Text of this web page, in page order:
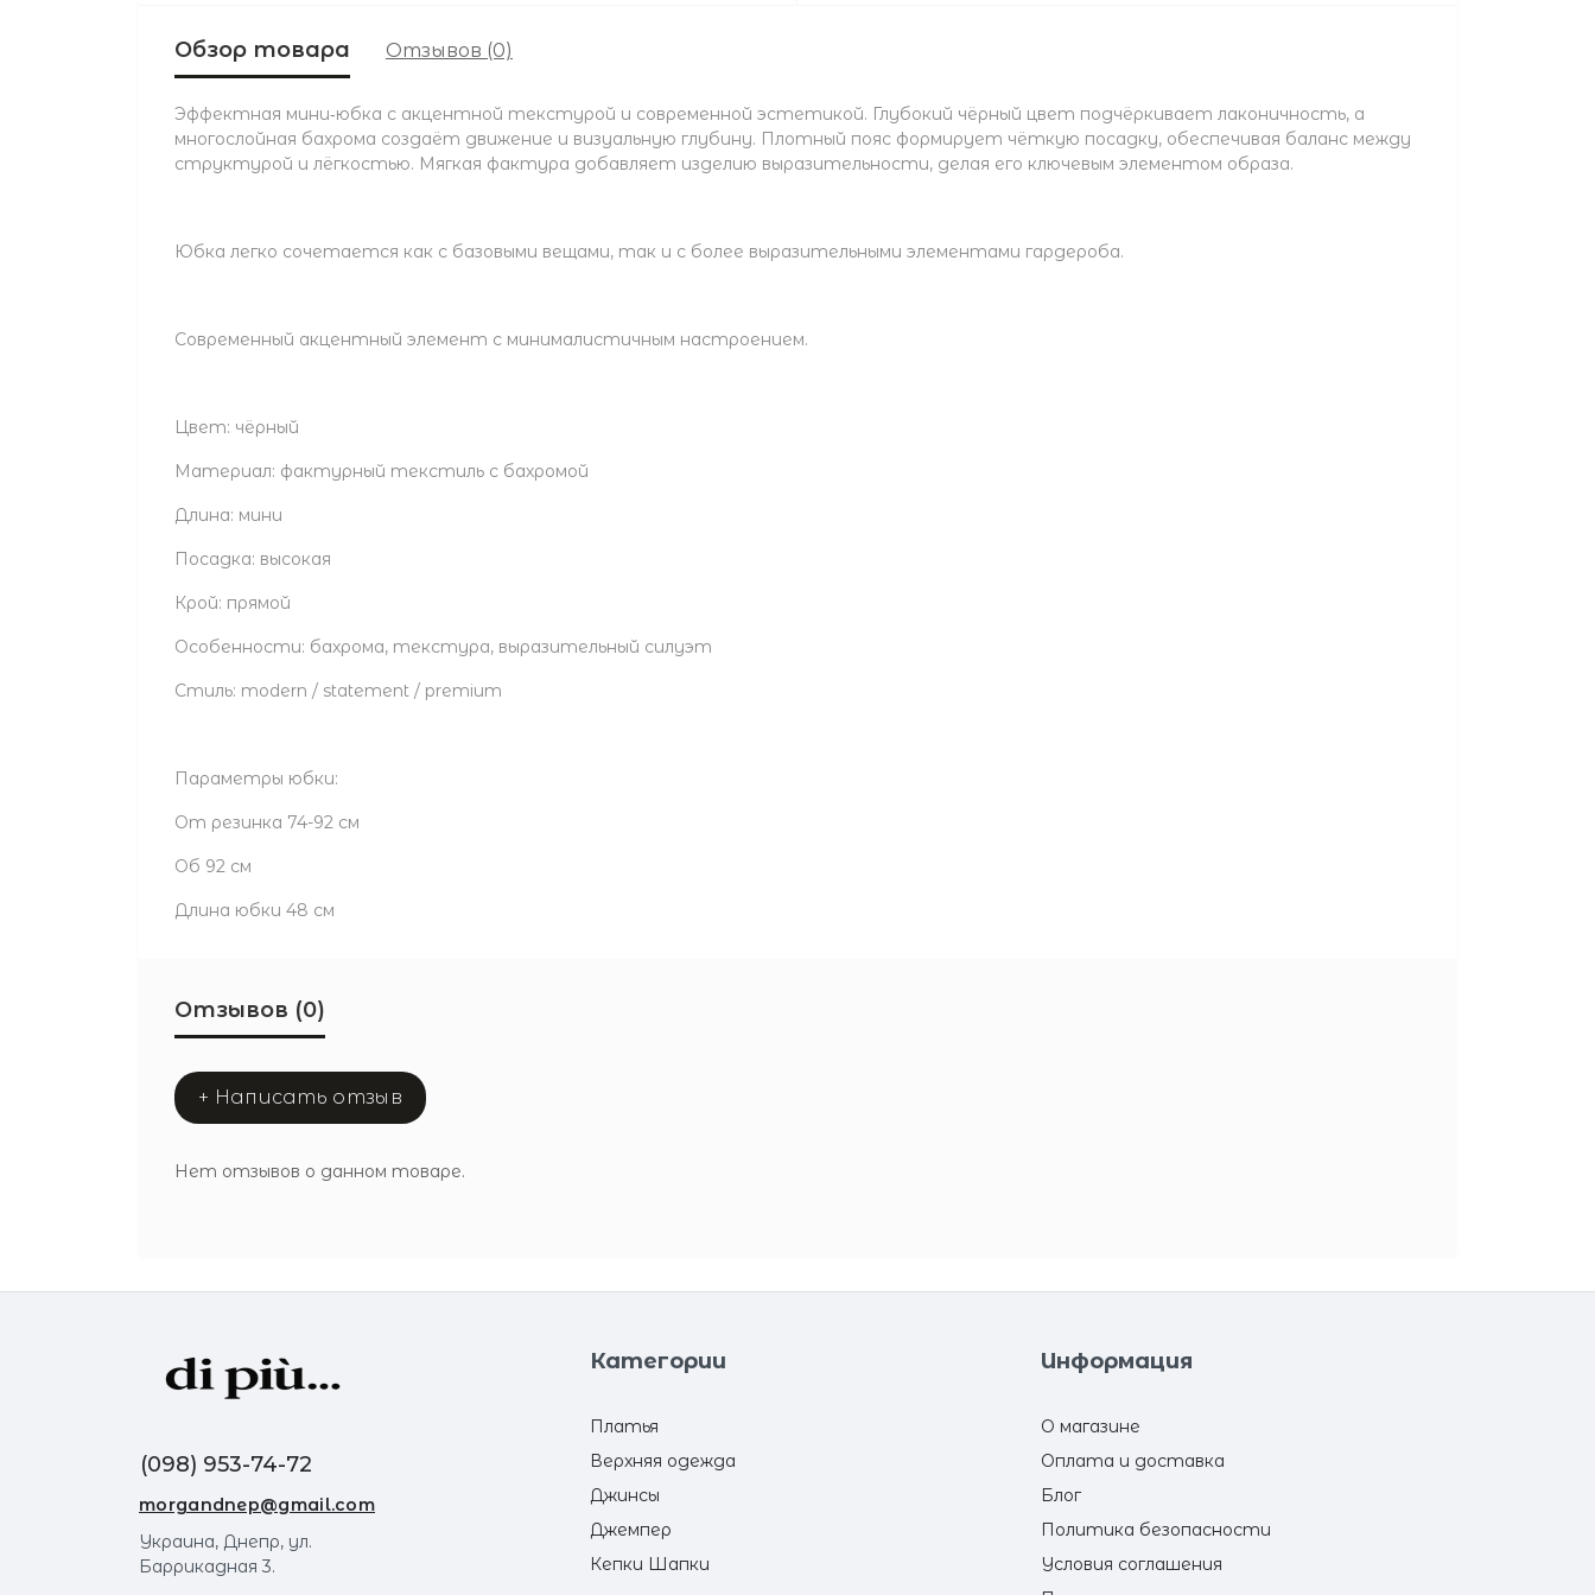
Обзор товара Отзывов (0)
Эффектная мини‑юбка с акцентной текстурой и современной эстетикой. Глубокий чёрный цвет подчёркивает лаконичность, а
многослойная бахрома создаёт движение и визуальную глубину. Плотный пояс формирует чёткую посадку, обеспечивая баланс между
структурой и лёгкостью. Мягкая фактура добавляет изделию выразительности, делая его ключевым элементом образа.
Юбка легко сочетается как с базовыми вещами, так и с более выразительными элементами гардероба.
Современный акцентный элемент с минималистичным настроением.
Цвет: чёрный
Материал: фактурный текстиль с бахромой
Длина: мини
Посадка: высокая
Крой: прямой
Особенности: бахрома, текстура, выразительный силуэт
Стиль: modern / statement / premium
Параметры юбки:
От резинка 74-92 см
Об 92 см
Длина юбки 48 см
Отзывов (0)
+ Написать отзыв
Нет отзывов о данном товаре.
(098) 953-74-72
morgandnep@gmail.com
Украина, Днепр, ул.
Баррикадная 3.
Категории
Платья
Верхняя одежда
Джинсы
Джемпер
Кепки Шапки
Информация
О магазине
Оплата и доставка
Блог
Политика безопасности
Условия соглашения